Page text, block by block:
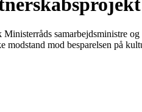
samarbejdsministre
modstand mod besparelsen på